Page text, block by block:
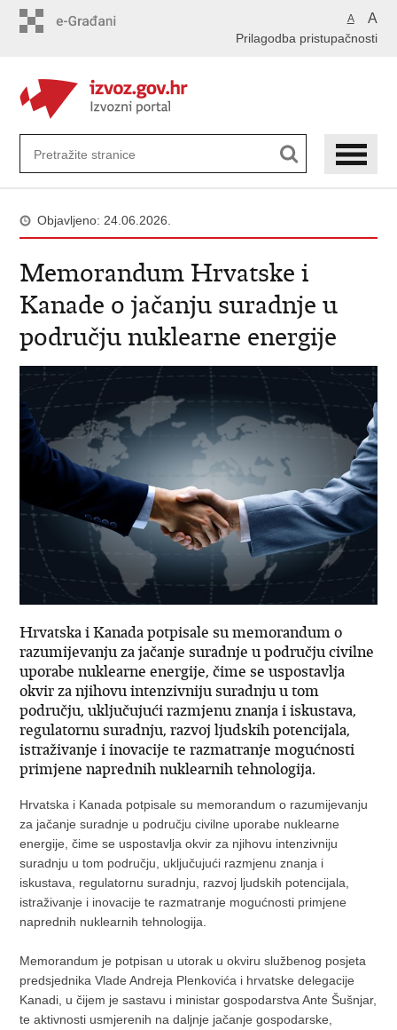
A A
Prilagodba pristupačnosti
Objavljeno: 24.06.2026.
Memorandum Hrvatske i
Kanade o jačanju suradnje u
području nuklearne energije
Hrvatska i Kanada potpisale su memorandum o
razumijevanju za jačanje suradnje u području civilne
uporabe nuklearne energije, čime se uspostavlja
okvir za njihovu intenzivniju suradnju u tom
području, uključujući razmjenu znanja i iskustava,
regulatornu suradnju, razvoj ljudskih potencijala,
istraživanje i inovacije te razmatranje mogućnosti
primjene naprednih nuklearnih tehnologija.
Hrvatska i Kanada potpisale su memorandum o razumijevanju
za jačanje suradnje u području civilne uporabe nuklearne
energije, čime se uspostavlja okvir za njihovu intenzivniju
suradnju u tom području, uključujući razmjenu znanja i
iskustava, regulatornu suradnju, razvoj ljudskih potencijala,
istraživanje i inovacije te razmatranje mogućnosti primjene
naprednih nuklearnih tehnologija.
Memorandum je potpisan u utorak u okviru službenog posjeta
predsjednika Vlade Andreja Plenkovića i hrvatske delegacije
Kanadi, u čijem je sastavu i ministar gospodarstva Ante Šušnjar,
te aktivnosti usmjerenih na daljnje jačanje gospodarske,